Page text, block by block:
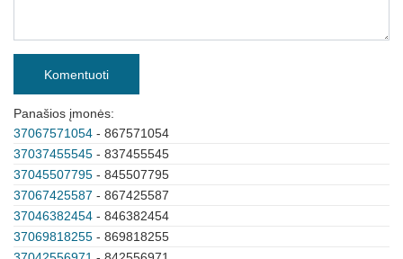
Komentuoti
Panašios įmonės:
37067571054 - 867571054
37037455545 - 837455545
37045507795 - 845507795
37067425587 - 867425587
37046382454 - 846382454
37069818255 - 869818255